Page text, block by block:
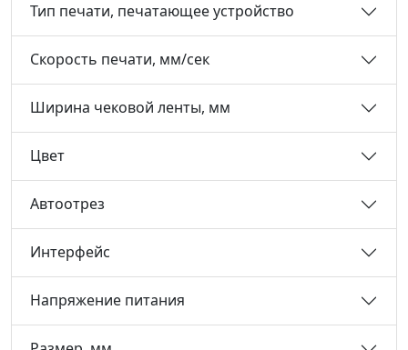
Тип печати, печатающее устройство
Скорость печати, мм/сек
Ширина чековой ленты, мм
Цвет
Автоотрез
Интерфейс
Напряжение питания